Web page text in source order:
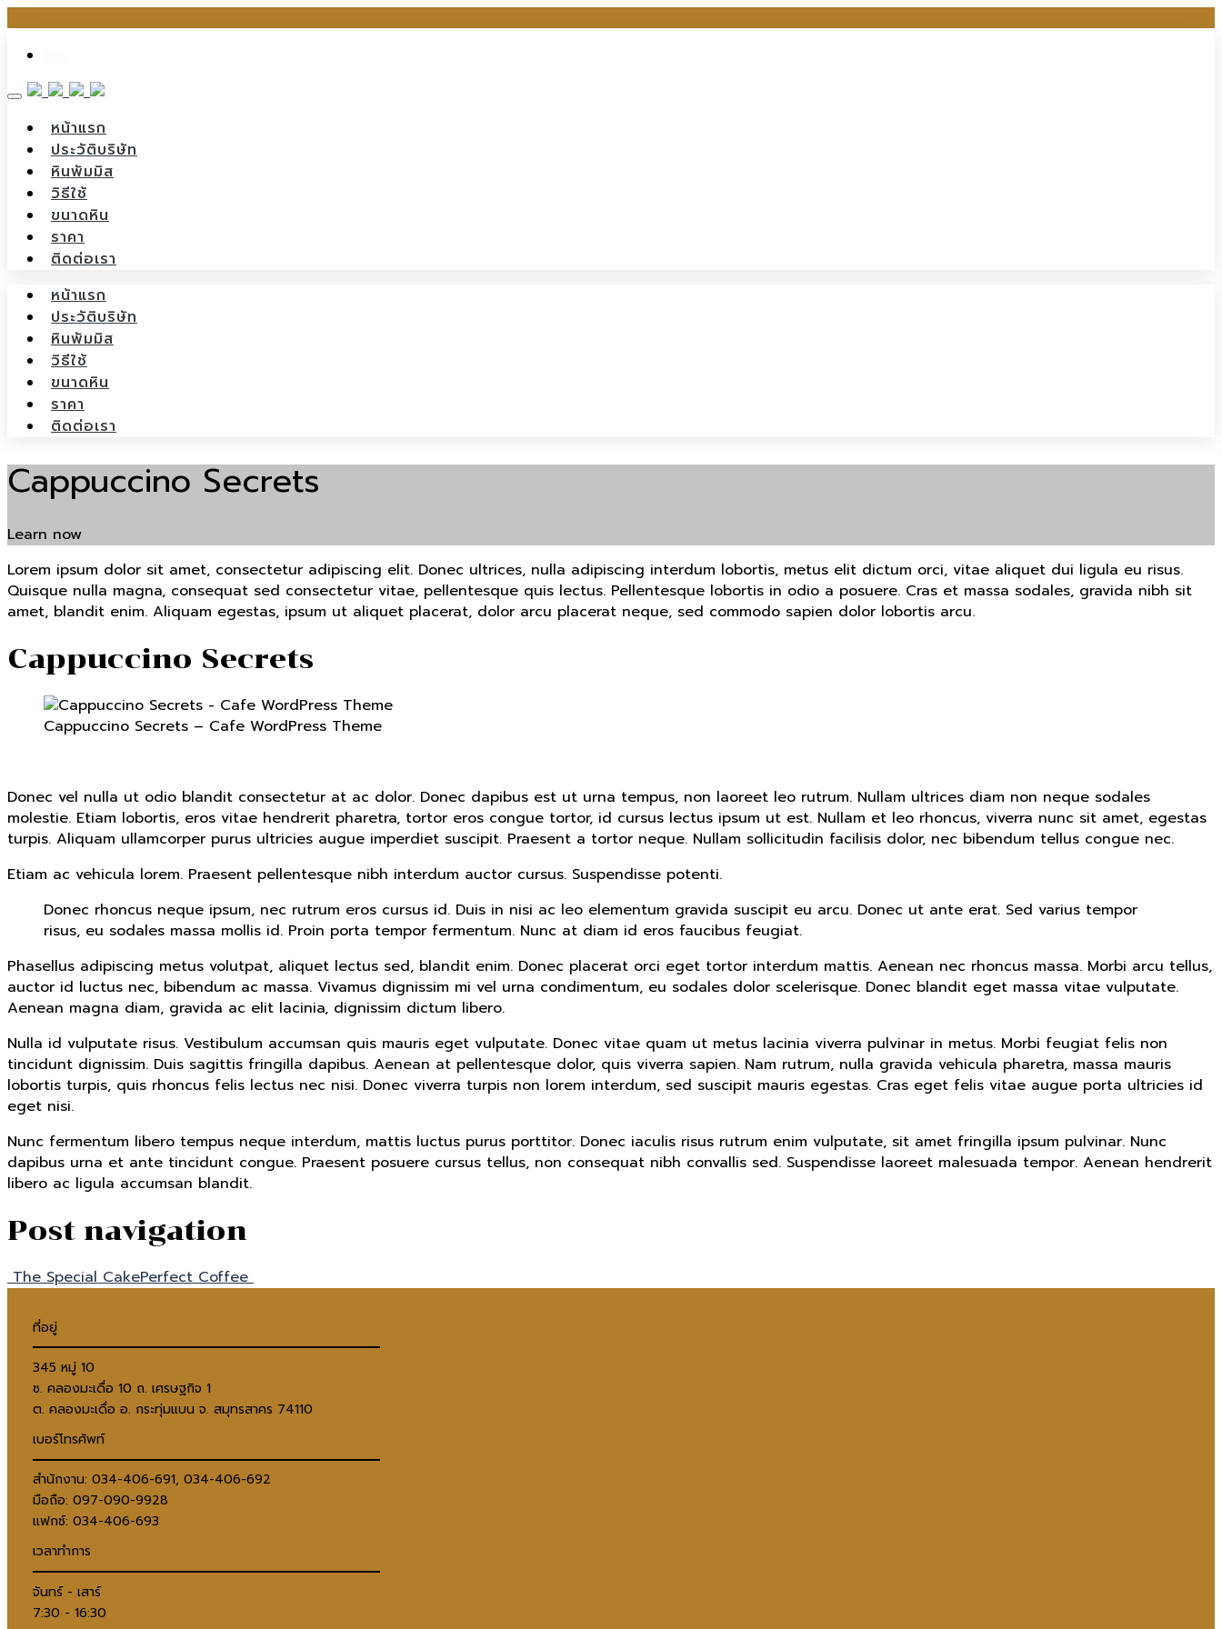
content
หน้าแรก
ประวัติบริษัท
หินพัมมิส
วิธีใช้
ขนาดหิน
ราคา
ติดต่อเรา
หน้าแรก
ประวัติบริษัท
หินพัมมิส
วิธีใช้
ขนาดหิน
ราคา
ติดต่อเรา
Cappuccino Secrets
Learn now
Lorem ipsum dolor sit amet, consectetur adipiscing elit. Donec ultrices, nulla adipiscing interdum lobortis, metus elit dictum orci, vitae aliquet dui ligula eu risus.
Quisque nulla magna, consequat sed consectetur vitae, pellentesque quis lectus. Pellentesque lobortis in odio a posuere. Cras et massa sodales, gravida nibh sit
amet, blandit enim. Aliquam egestas, ipsum ut aliquet placerat, dolor arcu placerat neque, sed commodo sapien dolor lobortis arcu.
Cappuccino Secrets
Cappuccino Secrets – Cafe WordPress Theme
Donec vel nulla ut odio blandit consectetur at ac dolor. Donec dapibus est ut urna tempus, non laoreet leo rutrum. Nullam ultrices diam non neque sodales
molestie. Etiam lobortis, eros vitae hendrerit pharetra, tortor eros congue tortor, id cursus lectus ipsum ut est. Nullam et leo rhoncus, viverra nunc sit amet, egestas
turpis. Aliquam ullamcorper purus ultricies augue imperdiet suscipit. Praesent a tortor neque. Nullam sollicitudin facilisis dolor, nec bibendum tellus congue nec.
Etiam ac vehicula lorem. Praesent pellentesque nibh interdum auctor cursus. Suspendisse potenti.
Donec rhoncus neque ipsum, nec rutrum eros cursus id. Duis in nisi ac leo elementum gravida suscipit eu arcu. Donec ut ante erat. Sed varius tempor
risus, eu sodales massa mollis id. Proin porta tempor fermentum. Nunc at diam id eros faucibus feugiat.
Phasellus adipiscing metus volutpat, aliquet lectus sed, blandit enim. Donec placerat orci eget tortor interdum mattis. Aenean nec rhoncus massa. Morbi arcu tellus,
auctor id luctus nec, bibendum ac massa. Vivamus dignissim mi vel urna condimentum, eu sodales dolor scelerisque. Donec blandit eget massa vitae vulputate.
Aenean magna diam, gravida ac elit lacinia, dignissim dictum libero.
Nulla id vulputate risus. Vestibulum accumsan quis mauris eget vulputate. Donec vitae quam ut metus lacinia viverra pulvinar in metus. Morbi feugiat felis non
tincidunt dignissim. Duis sagittis fringilla dapibus. Aenean at pellentesque dolor, quis viverra sapien. Nam rutrum, nulla gravida vehicula pharetra, massa mauris
lobortis turpis, quis rhoncus felis lectus nec nisi. Donec viverra turpis non lorem interdum, sed suscipit mauris egestas. Cras eget felis vitae augue porta ultricies id
eget nisi.
Nunc fermentum libero tempus neque interdum, mattis luctus purus porttitor. Donec iaculis risus rutrum enim vulputate, sit amet fringilla ipsum pulvinar. Nunc
dapibus urna et ante tincidunt congue. Praesent posuere cursus tellus, non consequat nibh convallis sed. Suspendisse laoreet malesuada tempor. Aenean hendrerit
libero ac ligula accumsan blandit.
Post navigation
The Special CakePerfect Coffee
ที่อยู่
345 หมู่ 10
ซ. คลองมะเดื่อ 10 ถ. เศรษฐกิจ 1
ต. คลองมะเดื่อ อ. กระทุ่มแบน จ. สมุทรสาคร 74110
เบอร์โทรศัพท์
สำนักงาน: 034-406-691, 034-406-692
มือถือ: 097-090-9928
แฟกซ์: 034-406-693
เวลาทำการ
จันทร์ - เสาร์
7:30 - 16:30